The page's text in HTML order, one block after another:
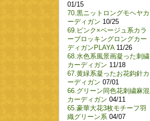
01/15
70.黒ニットロングモヘヤカ
ーディガン 10/25
69.ピンク×ベージュ系カラ
ーブロッキングロングカー
ディガンPLAYA11/26
68.水色系風景画凝った刺繍
カーディガン 11/18
67.黄緑系凝ったお花鈎針カ
ーディガン 07/01
66.グリーン同色花刺繍麻混
カーディガン 04/11
65.豪華大花3枚モチーフ羽
織グリーン系 04/07